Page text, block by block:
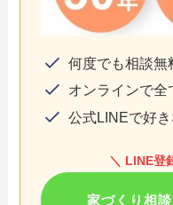
何度でも相談無
オンラインで全
公式LINEで好
＼ LINE登